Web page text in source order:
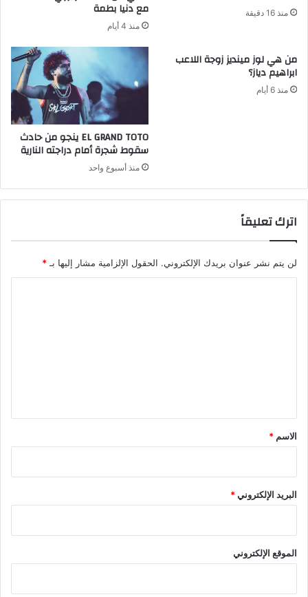
منذ 16 دقيقة مع دنيا بطمة
منذ 4 أيام
من هي لوز مينديز زوجة اللاعب
ابراهيم دياز؟
منذ 6 أيام
EL GRAND TOTO ينجو من حادث
سقوط شجرة أمام دراجته النارية
منذ أسبوع واحد
اترك تعليقاً
لن يتم نشر عنوان بريدك الإلكتروني. الحقول الإلزامية مشار إليها بـ *
*
الاسم *
البريد الإلكتروني*
الموقع الإلكتروني